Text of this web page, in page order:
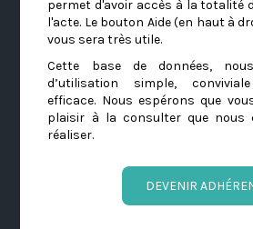
permet d'avoir accès à la totalité
l'acte. Le bouton Aide (en haut à
vous sera très utile.
Cette base de données,
d’utilisation simple,
efficace. Nous espérons que
plaisir à la consulter que nous
réaliser.
DEVENIR